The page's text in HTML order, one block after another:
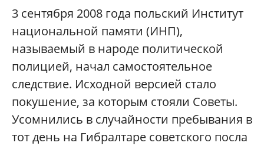
3 сентября 2008 года польский Институт
национальной памяти (ИНП),
называемый в народе политической
полицией, начал самостоятельное
следствие. Исходной версией стало
покушение, за которым стояли Советы.
Усомнились в случайности пребывания в
тот день на Гибралтаре советского посла